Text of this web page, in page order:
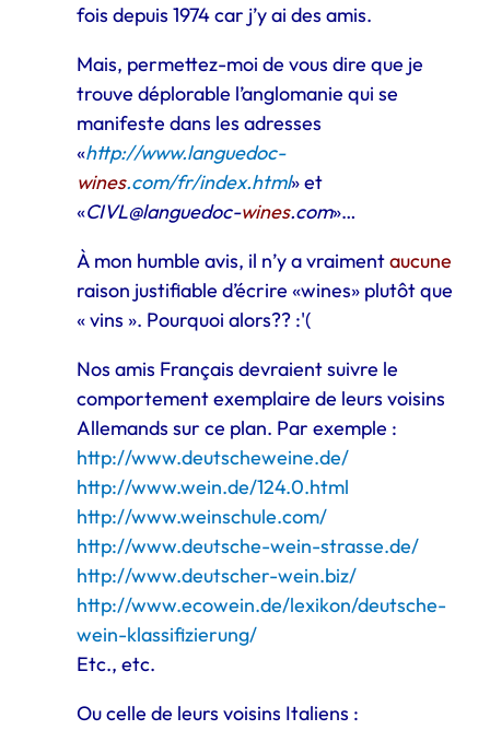
fois depuis 1974 car j’y ai des amis.
Mais, permettez-moi de vous dire que je
trouve déplorable l’anglomanie qui se
manifeste dans les adresses
«http://www.languedoc-
wines.com/fr/index.html» et
«CIVL@languedoc-wines.com»…
À mon humble avis, il n’y a vraimentaucune
raison justifiable d’écrire «wines» plutôt que
« vins ». Pourquoi alors?? :'(
Nos amis Français devraient suivre le
comportement exemplaire de leurs voisins
Allemands sur ce plan. Par exemple :
http://www.deutscheweine.de/
http://www.wein.de/124.0.html
http://www.weinschule.com/
http://www.deutsche-wein-strasse.de/
http://www.deutscher-wein.biz/
http://www.ecowein.de/lexikon/deutsche-
wein-klassifizierung/
Etc., etc.
Ou celle de leurs voisins Italiens :